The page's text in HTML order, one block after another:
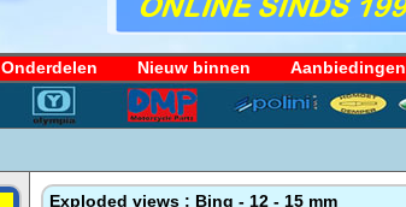
Onderdelen Nieuw binnen Aanbiedingen
Exploded views : Bing - 12 - 15 mm